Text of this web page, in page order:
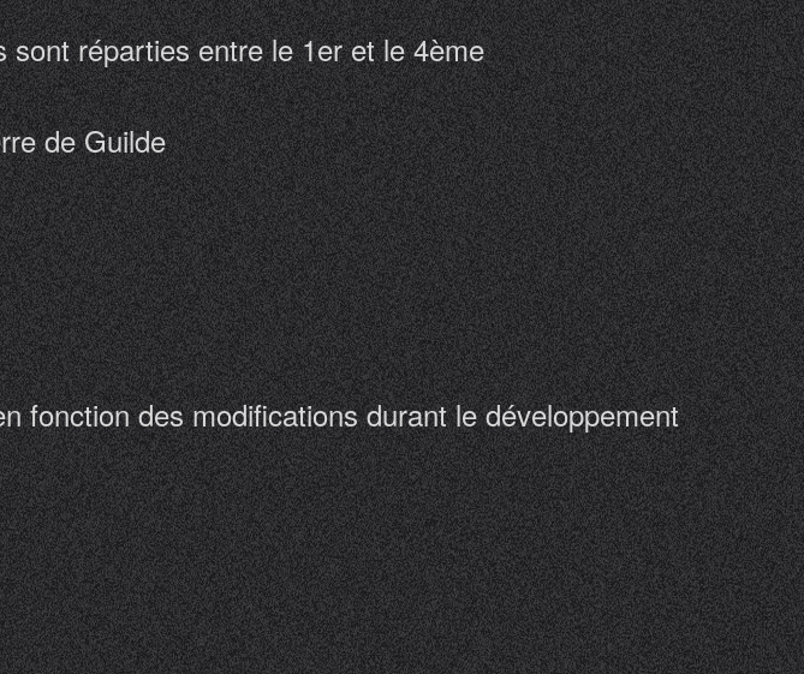
réparties entre le 1er et le 4ème
de Guilde
fonction des modifications durant le développement